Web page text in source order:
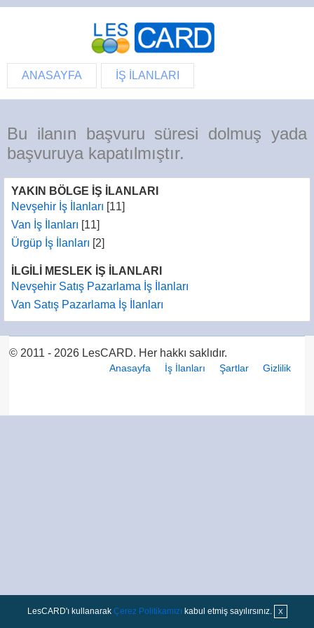
ANASAYFA İŞ İLANLARI
Bu ilanın başvuru süresi dolmuş yada
başvuruya kapatılmıştır.
YAKIN BÖLGE İŞ İLANLARI
Nevşehir İş İlanları [11]
Van İş İlanları [11]
Ürgüp İş İlanları [2]
İLGİLİ MESLEK İŞ İLANLARI
Nevşehir Satış Pazarlama İş İlanları
Van Satış Pazarlama İş İlanları
© 2011 - 2026 LesCARD. Her hakkı saklıdır.
Anasayfa İş İlanları Şartlar Gizlilik
LesCARD'ı kullanarak Çerez Politikamızı kabul etmiş sayılırsınız. X